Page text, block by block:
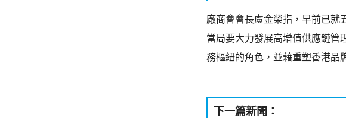
廠商會會長盧金榮指，早前已就
當局要大力發展高增值供應鏈管
務樞紐的角色，並藉重塑香港品
下一篇新聞：